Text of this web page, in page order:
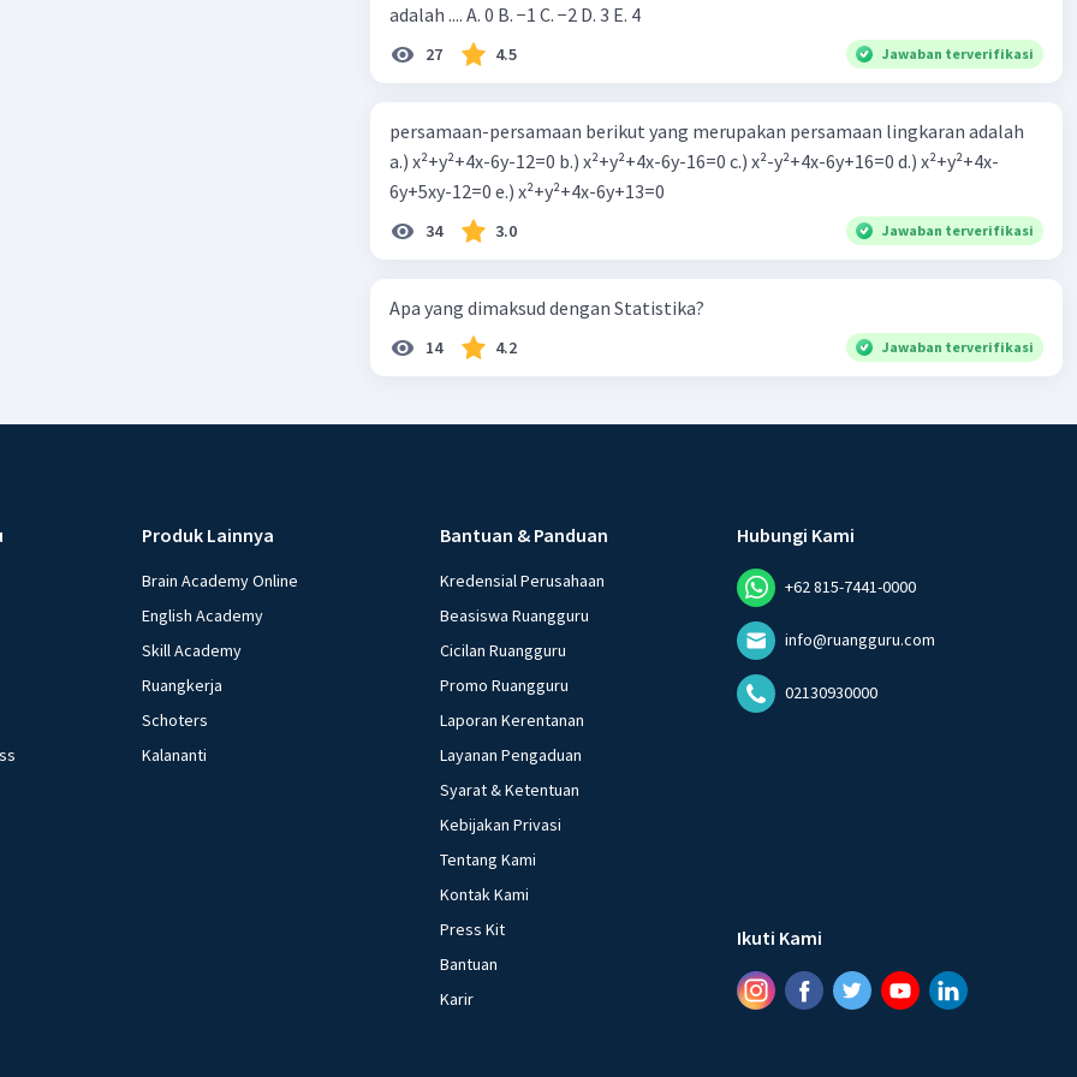
adalah .... A. 0 B. −1 C. −2 D. 3 E. 4
27 4.5 Jawaban terverifikasi
persamaan-persamaan berikut yang merupakan persamaan lingkaran adalah
a.) x²+y²+4x-6y-12=0 b.) x²+y²+4x-6y-16=0 c.) x²-y²+4x-6y+16=0 d.) x²+y²+4x-
6y+5xy-12=0 e.) x²+y²+4x-6y+13=0
34 3.0 Jawaban terverifikasi
Apa yang dimaksud dengan Statistika?
14 4.2 Jawaban terverifikasi
Produk Lainnya
Brain Academy Online
English Academy
Skill Academy
Ruangkerja
Schoters
Kalananti
Bantuan & Panduan
Kredensial Perusahaan
Beasiswa Ruangguru
Cicilan Ruangguru
Promo Ruangguru
Laporan Kerentanan
Layanan Pengaduan
Syarat & Ketentuan
Kebijakan Privasi
Tentang Kami
Kontak Kami
Press Kit
Bantuan
Karir
Hubungi Kami
+62 815-7441-0000
info@ruangguru.com
02130930000
Ikuti Kami